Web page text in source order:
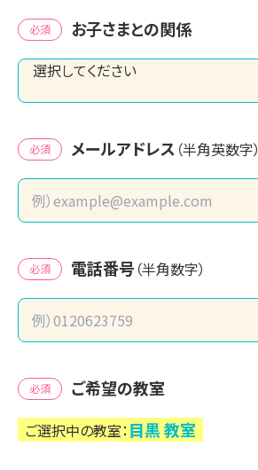
必須 お子さまとの関係
必須 メールアドレス （半角英数字）
必須 電話番号 （半角数字）
必須 ご希望の教室
ご選択中の教室：目黒教室